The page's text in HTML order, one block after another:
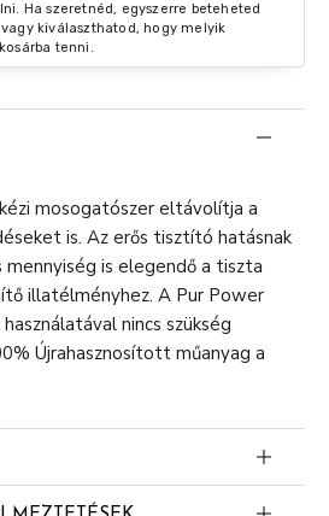
Ha szeretnéd, egyszerre beteheted
kiválaszthatod, hogy melyik
tenni.
mosogatószer eltávolítja a
is. Az erős tisztító hatásnak
mennyiség is elegendő a tiszta
illatélményhez. A Pur Power
nincs szükség
Újrahasznosított műanyag a
anyagok